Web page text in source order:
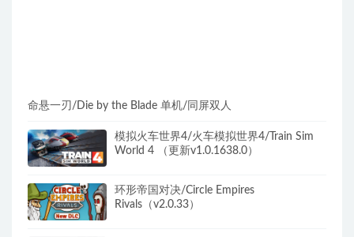
命悬一刃/Die by the Blade 单机/同屏双人
模拟火车世界4/火车模拟世界4/Train Sim
World 4 （更新v1.0.1638.0）
环形帝国对决/Circle Empires
Rivals（v2.0.33）